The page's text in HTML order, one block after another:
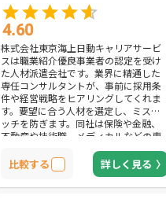
4.60
株式会社東京海上日動キャリアサービ
スは職業紹介優良事業者の認定を受け
た人材派遣会社です。業界に精通した
専任コンサルタントが、事前に採用条
件や経営戦略をヒアリングしてくれま
す。要望に合う人材を選定し、ミスマ
ッチを防ぎます。同社は保険や金融、
不動産や技術職、メディカルなどの専
門分野に特化した人材紹介に対応しま
す。豊富な登録者の中から、専門性の
ある即戦力の人材を採用できます。必
要な人材を必要な期間だけ派遣するた
比較する 詳しく見る